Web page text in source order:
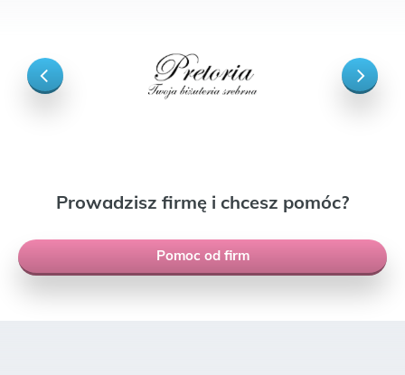
Prowadzisz firmę i chcesz pomóc?
Pomoc od firm